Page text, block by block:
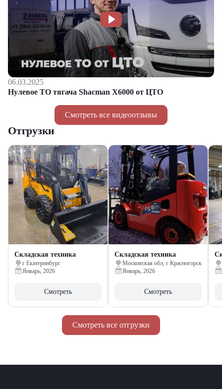
Смотреть все видеоотзывы
06.03.2025
Нулевое ТО тягача Shacman Х6000 от ЦТО
Смотреть все отгрузки
Отгрузки
Складская техника
г Екатеринбург
Январь, 2026
Смотреть
Складская техника
Московская обл, г Красногорск
Январь, 2026
Смотреть